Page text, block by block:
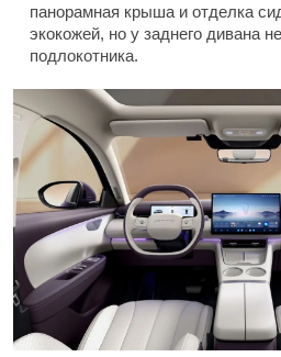
панорамная крыша и отделка
экокожей, но у заднего дивана
подлокотника.